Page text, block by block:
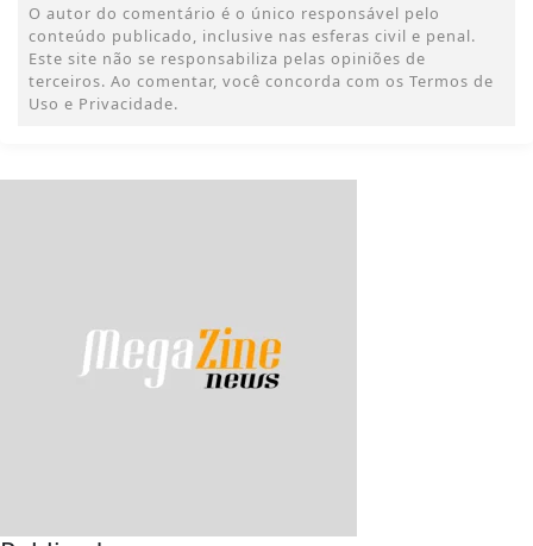
O autor do comentário é o único responsável pelo
conteúdo publicado, inclusive nas esferas civil e penal.
Este site não se responsabiliza pelas opiniões de
terceiros. Ao comentar, você concorda com os Termos de
Uso e Privacidade.